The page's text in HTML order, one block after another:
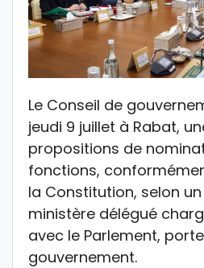
Le Conseil de
jeudi 9 juillet à Rabat,
propositions de
fonctions,
la Constitution, selon
ministère délégué
avec le Parlement,
gouvernement.